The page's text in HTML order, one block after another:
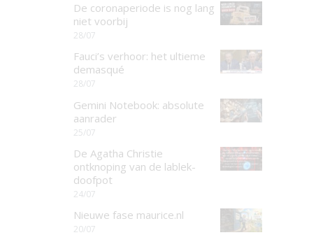
De coronaperiode is nog lang
niet voorbij
28/07
Fauci’s verhoor: het ultieme
demasqué
28/07
Gemini Notebook: absolute
aanrader
25/07
De Agatha Christie
ontknoping van de lablek-
doofpot
24/07
Nieuwe fase maurice.nl
20/07